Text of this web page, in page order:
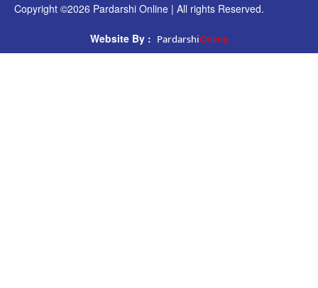
Copyright ©2026 Pardarshi Online | All rights Reserved.
Website By : PardarshiOnline.